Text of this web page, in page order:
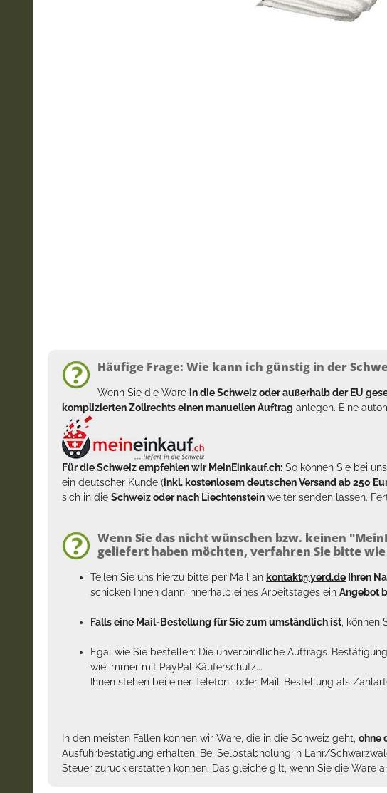
Häufige Frage: Wie kann ich günstig in der
Wenn Sie die Ware in die Schweiz oder außerhalb der EU
komplizierten Zollrechts einen manuellen Auftrag anlegen. Eine
Für die Schweiz empfehlen wir MeinEinkauf.ch: So können Sie bei
ein deutscher Kunde (inkl. kostenlosem deutschen Versand ab 250
sich in die Schweiz oder nach Liechtenstein weiter senden lassen.
Wenn Sie das nicht wünschen bzw. keinen
geliefert haben möchten, verfahren Sie bitte
Teilen Sie uns hierzu bitte per Mail an kontakt@yerd.de Ihren
schicken Ihnen dann innerhalb eines Arbeitstages ein Angebot
Falls eine Mail-Bestellung für Sie zum umständlich ist ,
Egal wie Sie bestellen: Die unverbindliche Auftrags-
wie immer mit PayPal Käuferschutz...
Ihnen stehen bei einer Telefon- oder Mail-Bestellung als
In den meisten Fällen können wir Ware, die in die Schweiz geht, ohne
Ausfuhrbestätigung erhalten. Bei Selbstabholung in Lahr/
Steuer zurück erstatten können. Das gleiche gilt, wenn Sie die Ware